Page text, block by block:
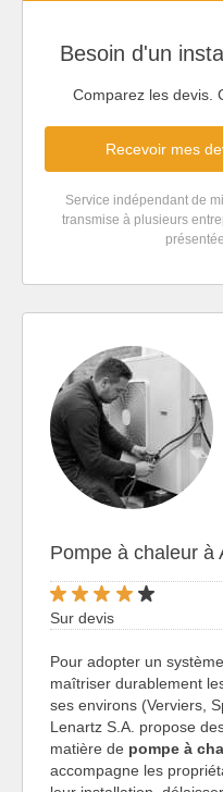
Besoin d'un
Comparez les devis.
Recevoir mes
Service indépendant de
transmise à plusieurs
Pompe à chaleur à
Sur devis
Pour adopter un
maîtriser durablement
ses environs (Verviers,
Lenartz S.A. propose
matière de pompe à
accompagne les